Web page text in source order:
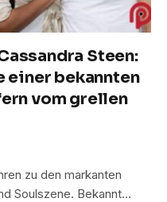
Steen:
einer bekannten
vom grellen
zu den markanten
Soulszene. Bekannt…